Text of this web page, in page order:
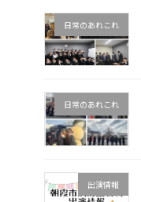
日常のあれこれ
日常のあれこれ
出演情報